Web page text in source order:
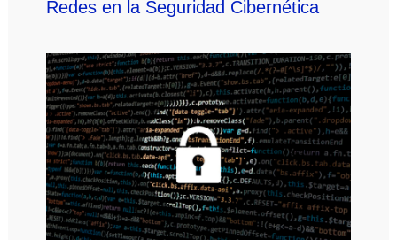
Redes en la Seguridad Cibernética